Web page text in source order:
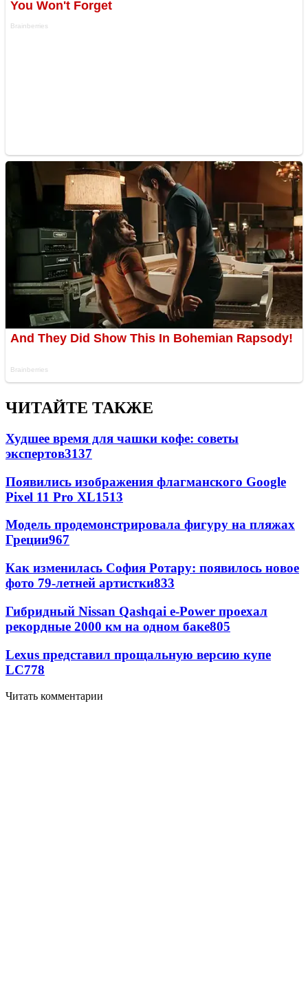
ЧИТАЙТЕ ТАКЖЕ
Худшее время для чашки кофе: советы
экспертов3137
Появились изображения флагманского Google
Pixel 11 Pro XL1513
Модель продемонстрировала фигуру на пляжах
Греции967
Как изменилась София Ротару: появилось новое
фото 79-летней артистки833
Гибридный Nissan Qashqai e-Power проехал
рекордные 2000 км на одном баке805
Lexus представил прощальную версию купе
LC778
Читать комментарии